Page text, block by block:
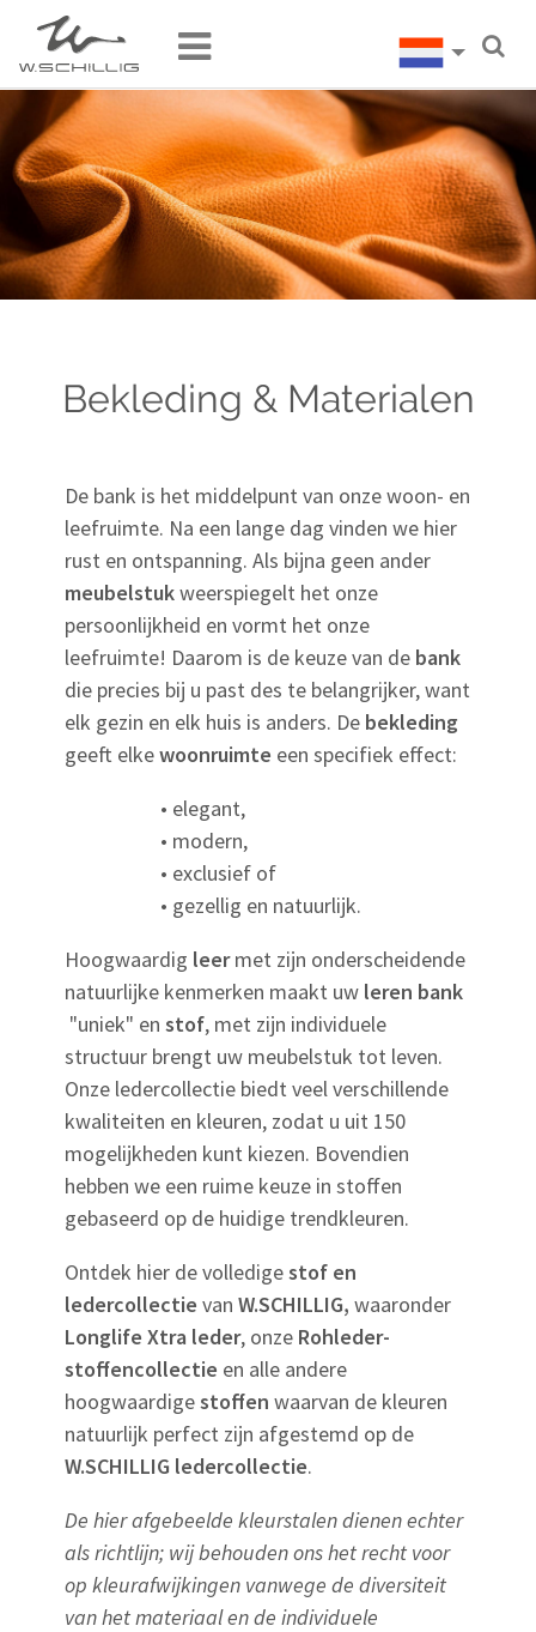
Bekleding & Materialen
De bank is het middelpunt van onze woon- en
leefruimte. Na een lange dag vinden we hier
rust en ontspanning. Als bijna geen ander
meubelstukweerspiegelt het onze
persoonlijkheid en vormt het onze
leefruimte! Daarom is de keuze van de bank
die precies bij u past des te belangrijker, want
elk gezin en elk huis is anders. De bekleding
geeft elkewoonruimte een specifiek effect:
• elegant,
• modern,
• exclusief of
• gezellig en natuurlijk.
Hoogwaardig leermet zijn onderscheidende
natuurlijke kenmerken maakt uw leren bank
"uniek" en stof, met zijn individuele
structuur brengt uw meubelstuk tot leven.
Onze ledercollectie biedt veel verschillende
kwaliteiten en kleuren, zodat u uit 150
mogelijkheden kunt kiezen. Bovendien
hebben we een ruime keuze in stoffen
gebaseerd op de huidige trendkleuren.
Ontdek hier de volledigestof en
ledercollectie van W.SCHILLIG, waaronder
Longlife Xtra leder, onze Rohleder-
stoffencollectie en alle andere
hoogwaardigestoffen waarvan de kleuren
natuurlijk perfect zijn afgestemd op de
W.SCHILLIG ledercollectie.
De hier afgebeelde kleurstalen dienen echter
als richtlijn; wij behouden ons het recht voor
op kleurafwijkingen vanwege de diversiteit
van het materiaal en de individuele